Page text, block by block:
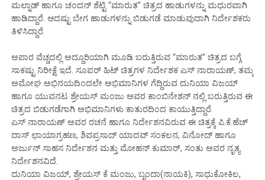
ಮಲ್ನಾಡ್ ಹಾಗೂ ಚಂದನ್ ಶೆಟ್ಟಿ “ಮಾರುತ” ಚಿತ್ರದ ಹಾಡುಗಳನ್ನು ಮಧುರವಾಗಿ
ಹಾಡಿದ್ದಾರೆ. ಆದಷ್ಟು ಬೇಗ ಹಾಡುಗಳನ್ನು ಬಿಡುಗಡೆ ಮಾಡುವುದಾಗಿ ನಿರ್ದೇಶಕರು
ತಿಳಿಸಿದ್ದಾರೆ.
ಅಪಾರ ವೆಚ್ಚದಲ್ಲಿ ಅದ್ದೂರಿಯಾಗಿ ಮೂಡಿ ಬರುತ್ತಿರುವ “ಮಾರುತ” ಚಿತ್ರದ‌ ಬಗ್ಗೆ
ಸಾಕಷ್ಟು ನಿರೀಕ್ಷೆ ಇದೆ.‌ ಸೂಪರ್ ಹಿಟ್ ಚಿತ್ರಗಳ ನಿರ್ದೇಶಕ ಎಸ್ ನಾರಾಯಣ್, ತಮ್ಮ
ಅಮೋಘ ಅಭಿನಯದಿಂದಲೇ ಅಭಿಮಾನಿಗಳ ಗೆದ್ದಿರುವ ದುನಿಯಾ ವಿಜಯ್
ಹಾಗೂ ಯುವನಟ ಶ್ರೇಯಸ್ ಮಂಜು ಅವರ ಕಾಂಬಿನೇಶನ್ ನಲ್ಲಿ ಬರುತ್ತಿರುವ ಈ
ಚಿತ್ರದ ಬಿಡುಗಡೆಗಾಗಿ ಅಭಿಮಾನಿಗಳು ಕಾತುರದಿಂದ ಕಾಯುತ್ತಿದ್ದಾರೆ.
ಎಸ್ ನಾರಾಯಣ್ ಅವರ ರಚನೆ ಹಾಗೂ ನಿರ್ದೇಶನವಿರುವ ಈ ಚಿತ್ರಕ್ಕೆ ಪಿ.ಕೆ.ಹೆಚ್
ದಾಸ್ ಛಾಯಾಗ್ರಹಣ, ಶಿವಪ್ರಸಾದ್ ಯಾದವ್ ಸಂಕಲನ, ವಿನೋದ್ ಹಾಗೂ
ಅರ್ಜುನ್ ಸಾಹಸ ನಿರ್ದೇಶನ ಮತ್ತು ಮೋಹನ್ ಕುಮಾರ್, ಸಂತು ಅವರ ನೃತ್ಯ
ನಿರ್ದೇಶನವಿದೆ.
ದುನಿಯಾ ವಿಜಯ್, ಶ್ರೇಯಸ್ ಕೆ ಮಂಜು‌, ಬೃಂದಾ(ನಾಯಕಿ), ಸಾಧುಕೋಕಿಲ,